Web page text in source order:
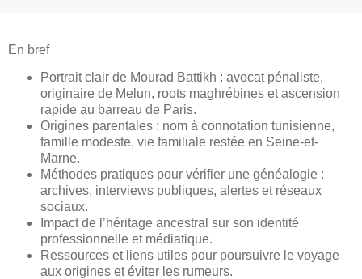
En bref
Portrait clair de Mourad Battikh : avocat pénaliste,
originaire de Melun, roots maghrébines et ascension
rapide au barreau de Paris.
Origines parentales : nom à connotation tunisienne,
famille modeste, vie familiale restée en Seine-et-
Marne.
Méthodes pratiques pour vérifier une généalogie :
archives, interviews publiques, alertes et réseaux
sociaux.
Impact de l’héritage ancestral sur son identité
professionnelle et médiatique.
Ressources et liens utiles pour poursuivre le voyage
aux origines et éviter les rumeurs.